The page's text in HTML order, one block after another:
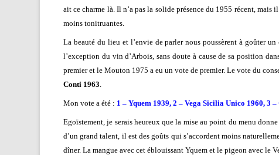
ait ce charme là. Il n’a pas la solide présence du 1955 récent, mais
moins tonitruantes.
La beauté du lieu et l’envie de parler nous poussèrent à goûter
l’exception du vin d’Arbois, sans doute à cause de sa position
premier et le Mouton 1975 a eu un vote de premier. Le vote du
Conti 1963
Mon vote a été : 1 – Yquem 1939, 2 – Vega Sicilia Unico 1960, 3
Egoïstement, je serais heureux que la mise au point du menu
d’un grand talent, il est des goûts qui s’accordent moins
dîner. La mangue avec cet éblouissant Yquem et le pigeon avec le